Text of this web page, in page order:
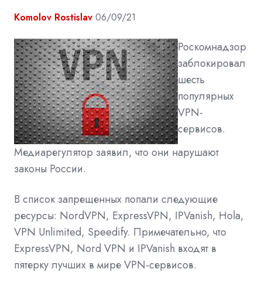
Komolov Rostislav 06/09/21
Роскомнадзор
заблокировал
шесть
популярных
VPN-
сервисов.
Медиарегулятор заявил, что они нарушают
законы России.
В список запрещенных попали следующие
ресурсы: NordVPN, ExpressVPN, IPVanish, Hola,
VPN Unlimited, Speedify. Примечательно, что
ExpressVPN, Nord VPN и IPVanish входят в
пятерку лучших в мире VPN-сервисов.